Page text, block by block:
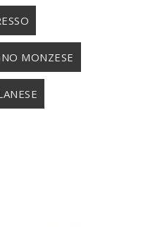
MONZESE